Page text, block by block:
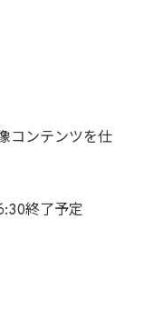
コンテンツを仕
終了予定